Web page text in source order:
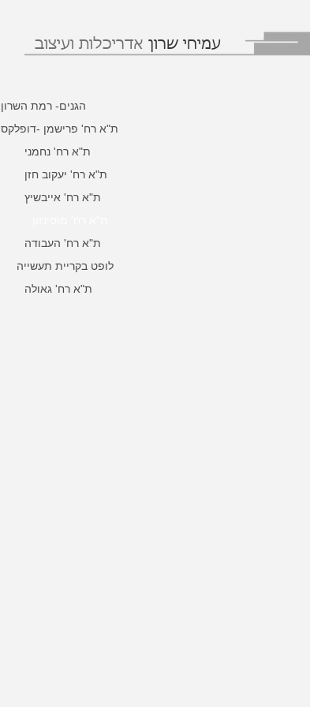
עמיחי שרון אדריכלות ועיצוב
הגנים- רמת השרון
ת"א רח' פרישמן -דופלקס
ת"א רח' נחמני
ת"א רח' יעקוב חזן
ת"א רח' אייבשיץ
ת"א רח' העבודה
לופט בקריית תעשייה
ת"א רח' גאולה